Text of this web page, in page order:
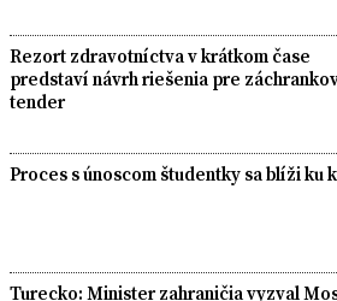
Rezort zdravotníctva v krátkom čase
predstaví návrh riešenia pre
tender
Proces s únoscom študentky sa blíži ku
Turecko: Minister zahraničia vyzval